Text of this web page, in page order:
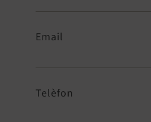
Email
Telèfon